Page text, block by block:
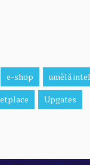
e-shop umělá
Upgates